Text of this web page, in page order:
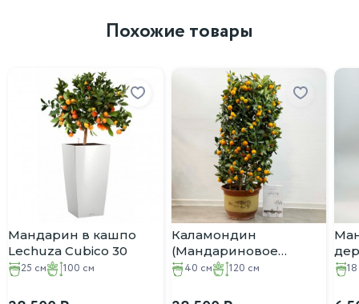
Похожие товары
Мандарин в кашпо
Lechuza Cubico 30
25 см
100 см
Каламондин
(Мандариновое
дерево) Большой куст
40 см 120 см
в